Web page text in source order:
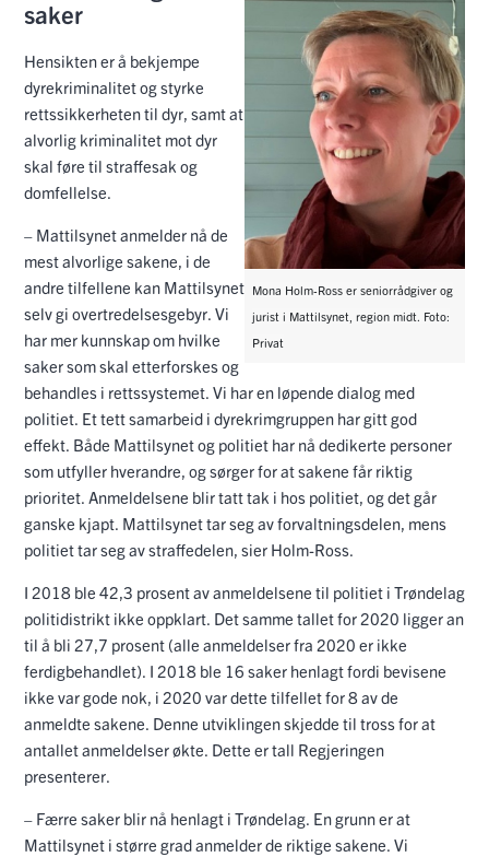
Mona Holm-Ross er seniorrådgiver og
jurist i Mattilsynet, region midt. Foto:
Privat
saker
Hensikten er å bekjempe
dyrekriminalitet og styrke
rettssikkerheten til dyr, samt at
alvorlig kriminalitet mot dyr
skal føre til straffesak og
domfellelse.
– Mattilsynet anmelder nå de
mest alvorlige sakene, i de
andre tilfellene kan Mattilsynet
selv gi overtredelsesgebyr. Vi
har mer kunnskap om hvilke
saker som skal etterforskes og
behandles i rettssystemet. Vi har en løpende dialog med
politiet. Et tett samarbeid i dyrekrimgruppen har gitt god
effekt. Både Mattilsynet og politiet har nå dedikerte personer
som utfyller hverandre, og sørger for at sakene får riktig
prioritet. Anmeldelsene blir tatt tak i hos politiet, og det går
ganske kjapt. Mattilsynet tar seg av forvaltningsdelen, mens
politiet tar seg av straffedelen, sier Holm-Ross.
I 2018 ble 42,3 prosent av anmeldelsene til politiet i Trøndelag
politidistrikt ikke oppklart. Det samme tallet for 2020 ligger an
til å bli 27,7 prosent (alle anmeldelser fra 2020 er ikke
ferdigbehandlet). I 2018 ble 16 saker henlagt fordi bevisene
ikke var gode nok, i 2020 var dette tilfellet for 8 av de
anmeldte sakene. Denne utviklingen skjedde til tross for at
antallet anmeldelser økte. Dette er tall Regjeringen
presenterer.
– Færre saker blir nå henlagt i Trøndelag. En grunn er at
Mattilsynet i større grad anmelder de riktige sakene. Vi